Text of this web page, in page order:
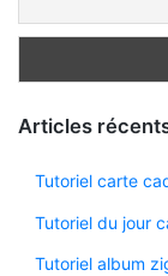
Articles
Tutoriel carte
Tutoriel du jour
Tutoriel album